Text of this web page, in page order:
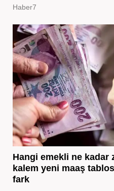
Haber7
Hangi emekli ne kadar
kalem yeni maaş
fark